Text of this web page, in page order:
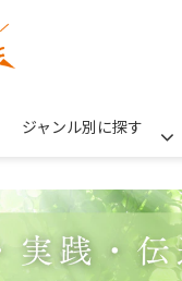
ジャンル別に探す